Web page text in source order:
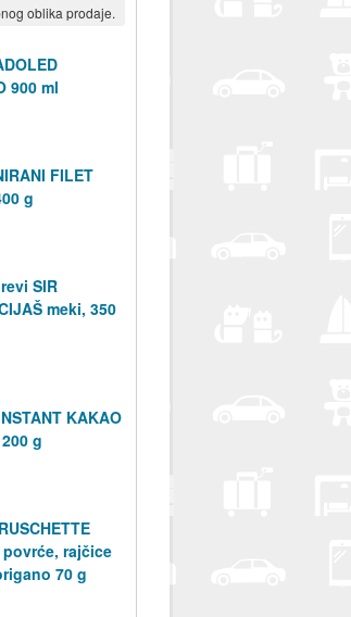
oblika prodaje.
900 ml
FILET
g
SIR
meki, 350
KAKAO
g
rajčice
70 g